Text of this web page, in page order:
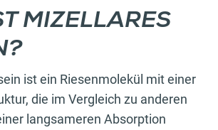
MIZELLARES
ist ein Riesenmolekül mit einer
die im Vergleich zu anderen
langsameren Absorption